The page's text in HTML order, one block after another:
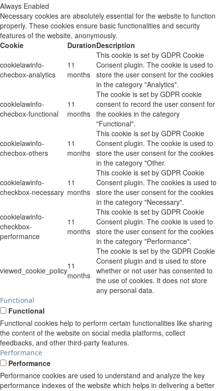
Always Enabled
Necessary cookies are absolutely essential for the website to function
properly. These cookies ensure basic functionalities and security
features of the website, anonymously.
Cookie
DurationDescription
cookielawinfo-
checbox-analytics
11
months
This cookie is set by GDPR Cookie
Consent plugin. The cookie is used to
store the user consent for the cookies
in the category "Analytics".
cookielawinfo-
checbox-functional
11
months
The cookie is set by GDPR cookie
consent to record the user consent for
the cookies in the category
"Functional".
cookielawinfo-
checbox-others
11
months
This cookie is set by GDPR Cookie
Consent plugin. The cookie is used to
store the user consent for the cookies
in the category "Other.
cookielawinfo-
checkbox-necessary
11
months
This cookie is set by GDPR Cookie
Consent plugin. The cookies is used to
store the user consent for the cookies
in the category "Necessary".
cookielawinfo-
checkbox-
performance
11
months
This cookie is set by GDPR Cookie
Consent plugin. The cookie is used to
store the user consent for the cookies
in the category "Performance".
viewed_cookie_policy11
months
The cookie is set by the GDPR Cookie
Consent plugin and is used to store
whether or not user has consented to
the use of cookies. It does not store
any personal data.
Functional
Functional
Functional cookies help to perform certain functionalities like sharing
the content of the website on social media platforms, collect
feedbacks, and other third-party features.
Performance
Performance
Performance cookies are used to understand and analyze the key
performance indexes of the website which helps in delivering a better